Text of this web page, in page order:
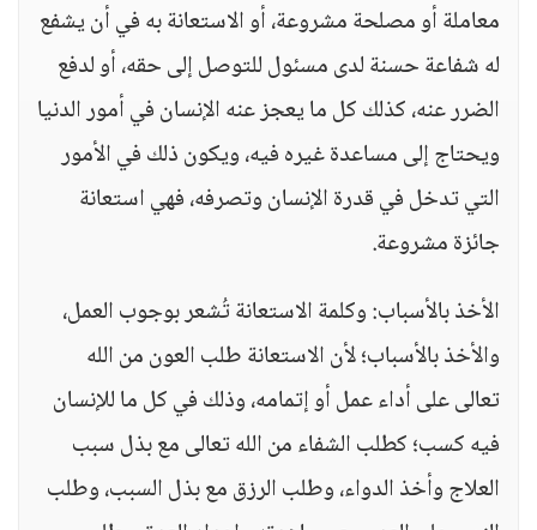
معاملة أو مصلحة مشروعة، أو الاستعانة به في أن يشفع
له شفاعة حسنة لدى مسئول للتوصل إلى حقه، أو لدفع
الضرر عنه، كذلك كل ما يعجز عنه الإنسان في أمور الدنيا
ويحتاج إلى مساعدة غيره فيه، ويكون ذلك في الأمور
التي تدخل في قدرة الإنسان وتصرفه، فهي استعانة
جائزة مشروعة.
الأخذ بالأسباب: وكلمة الاستعانة تُشعر بوجوب العمل،
والأخذ بالأسباب؛ لأن الاستعانة طلب العون من الله
تعالى على أداء عمل أو إتمامه، وذلك في كل ما للإنسان
فيه كسب؛ كطلب الشفاء من الله تعالى مع بذل سبب
العلاج وأخذ الدواء، وطلب الرزق مع بذل السبب، وطلب